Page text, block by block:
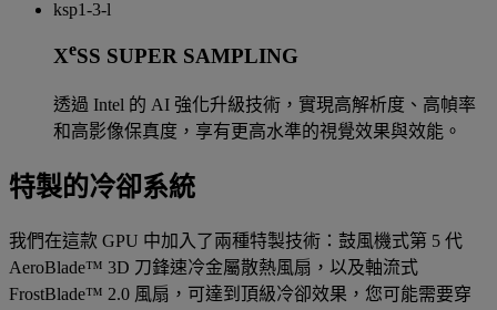
XeSS SUPER SAMPLING
透過 Intel 的 AI 強化升級技術，實現高解析度、高幀率
和高影像保真度，享有更高水準的視覺效果與效能。
特製的冷卻系統
我們在這款 GPU 中加入了兩種特製技術：鼓風機式第 5 代
AeroBlade™ 3D 刀鋒速冷金屬散熱風扇，以及軸流式
FrostBlade™ 2.0 風扇，可達到頂級冷卻效果，您可能需要穿